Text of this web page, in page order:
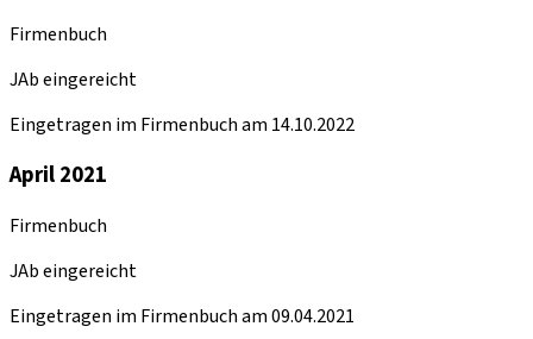
Firmenbuch
JAb eingereicht
Eingetragen im Firmenbuch am 14.10.2022
April 2021
Firmenbuch
JAb eingereicht
Eingetragen im Firmenbuch am 09.04.2021